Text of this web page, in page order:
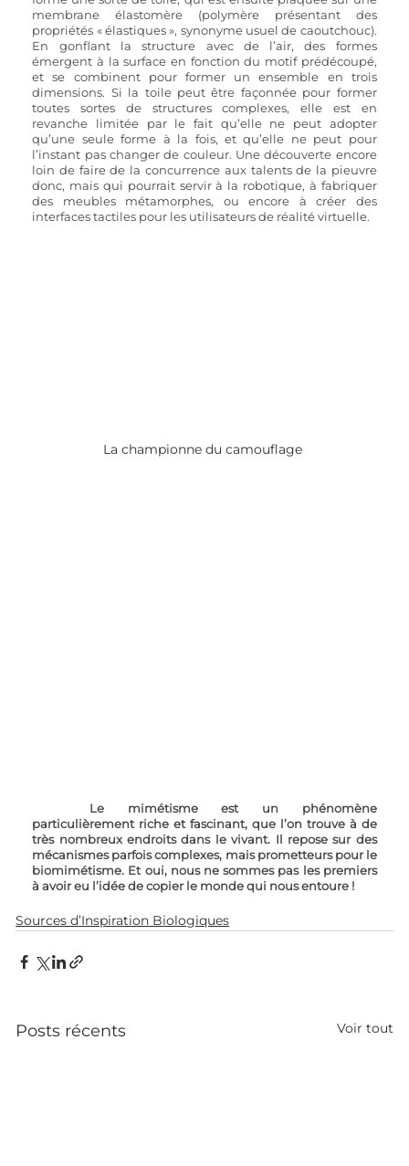
membrane élastomère (polymère présentant des
propriétés « élastiques », synonyme usuel de caoutchouc).
En gonflant la structure avec de l’air, des formes
émergent à la surface en fonction du motif prédécoupé,
et se combinent pour former un ensemble en trois
dimensions. Si la toile peut être façonnée pour former
toutes sortes de structures complexes, elle est en
revanche limitée par le fait qu’elle ne peut adopter
qu’une seule forme à la fois, et qu’elle ne peut pour
l’instant pas changer de couleur. Une découverte encore
loin de faire de la concurrence aux talents de la pieuvre
donc, mais qui pourrait servir à la robotique, à fabriquer
des meubles métamorphes, ou encore à créer des
interfaces tactiles pour les utilisateurs de réalité virtuelle.
La championne du camouflage
Le mimétisme est un phénomène
particulièrement riche et fascinant, que l’on trouve à de
très nombreux endroits dans le vivant. Il repose sur des
mécanismes parfois complexes, mais prometteurs pour le
biomimétisme. Et oui, nous ne sommes pas les premiers
à avoir eu l’idée de copier le monde qui nous entoure !
Sources d’Inspiration Biologiques
Posts récents Voir tout